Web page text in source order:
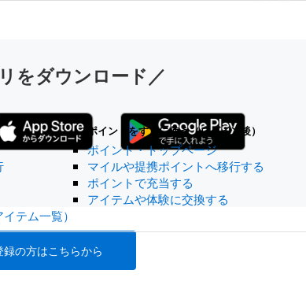
テム一覧）
ポイントをすぐに使う（ログイン後）
ポイント・トップページ
マイルや提携ポイントへ移行する
ポイントで充当する
アイテムや体験に交換する
をダウンロード／
new
tab
in
new
tab
録の方はこちらから